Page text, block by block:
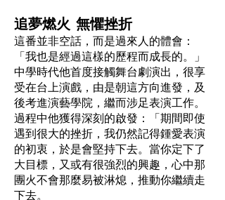
追夢燃火 無懼挫折
這番並非空話，而是過來人的體會：
「我也是經過這樣的歷程而成長的。」
中學時代他首度接觸舞台劇演出，很享
受在台上演戲，由是朝這方向進發，及
後考進演藝學院，繼而涉足表演工作。
過程中他獲得深刻的啟發：「期間即使
遇到很大的挫折，我仍然記得鍾愛表演
的初衷，於是會堅持下去。當你定下了
大目標，又或有很強烈的興趣，心中那
團火不會那麼易被淋熄，推動你繼續走
下去。